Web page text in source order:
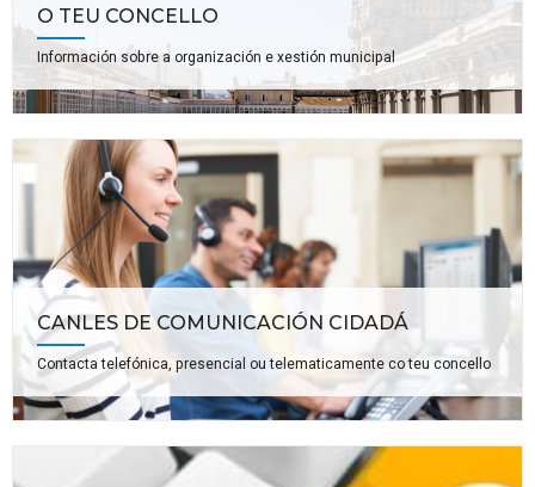
O TEU CONCELLO
Información sobre a organización e xestión municipal
CANLES DE COMUNICACIÓN CIDADÁ
Contacta telefónica, presencial ou telematicamente co teu concello